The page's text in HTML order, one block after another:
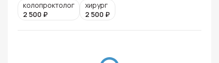
колопроктолог
2 500 ₽
хирург
2 500 ₽